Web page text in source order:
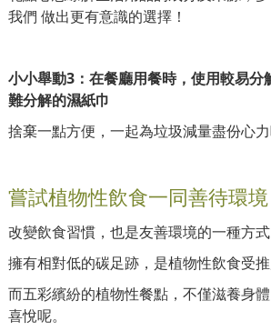
我們 做出更有意識的選擇！
小小舉動3：在餐廳用餐時，使用較易分
難分解的濕紙巾
捨棄一點方便，一起為垃圾減量盡份心力
嘗試植物性飲食一同善待環境
改變飲食習慣，也是友善環境的一種方式
擁有相對低的碳足跡，是植物性飲食受推
而五彩繽紛的植物性餐點，不僅滋養身
喜悅呢。